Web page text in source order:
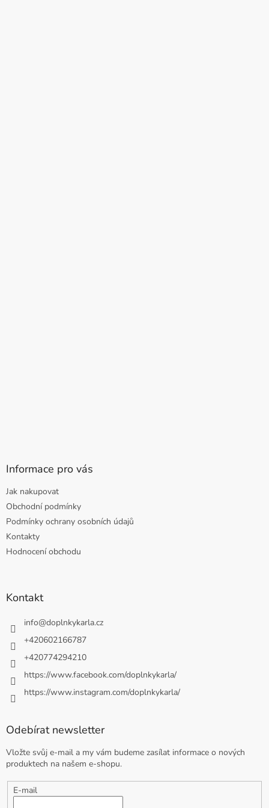
Informace pro vás
Jak nakupovat
Obchodní podmínky
Podmínky ochrany osobních údajů
Kontakty
Hodnocení obchodu
Kontakt
info@doplnkykarla.cz
+420602166787
+420774294210
https://www.facebook.com/doplnkykarla/
https://www.instagram.com/doplnkykarla/
Odebírat newsletter
Vložte svůj e-mail a my vám budeme zasílat informace o nových
produktech na našem e-shopu.
E-mail